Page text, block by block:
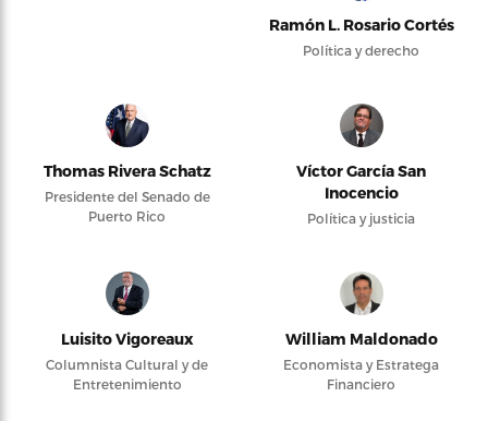
Ramón L. Rosario Cortés
Política y derecho
Thomas Rivera Schatz
Presidente del Senado de
Puerto Rico
Víctor García San
Inocencio
Política y justicia
Luisito Vigoreaux
Columnista Cultural y de
Entretenimiento
William Maldonado
Economista y Estratega
Financiero